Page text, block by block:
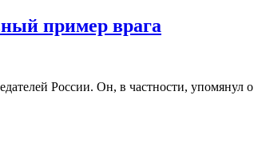
пример врага
России. Он, в частности, упомянул о